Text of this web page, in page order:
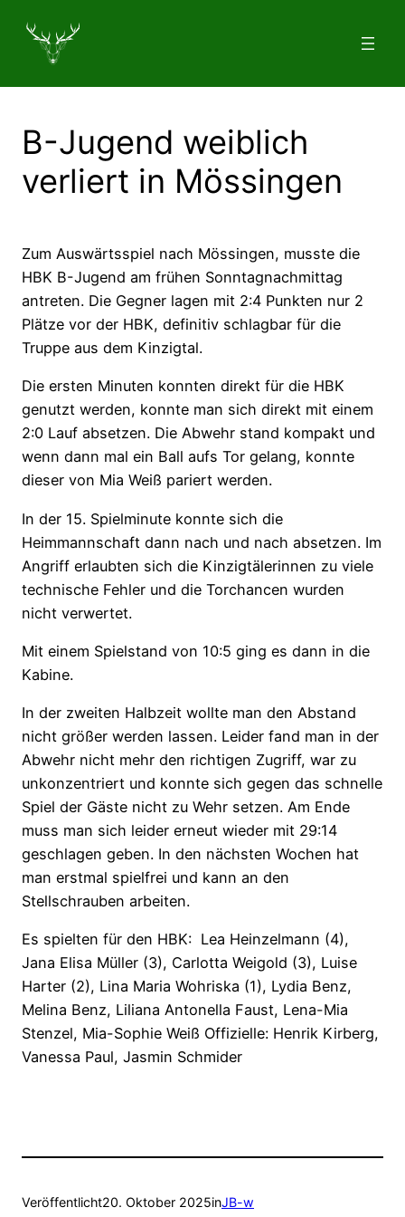
Inhalt
springen
B-Jugend weiblich
verliert in Mössingen
Zum Auswärtsspiel nach Mössingen, musste die
HBK B-Jugend am frühen Sonntagnachmittag
antreten. Die Gegner lagen mit 2:4 Punkten nur 2
Plätze vor der HBK, definitiv schlagbar für die
Truppe aus dem Kinzigtal.
Die ersten Minuten konnten direkt für die HBK
genutzt werden, konnte man sich direkt mit einem
2:0 Lauf absetzen. Die Abwehr stand kompakt und
wenn dann mal ein Ball aufs Tor gelang, konnte
dieser von Mia Weiß pariert werden.
In der 15. Spielminute konnte sich die
Heimmannschaft dann nach und nach absetzen. Im
Angriff erlaubten sich die Kinzigtälerinnen zu viele
technische Fehler und die Torchancen wurden
nicht verwertet.
Mit einem Spielstand von 10:5 ging es dann in die
Kabine.
In der zweiten Halbzeit wollte man den Abstand
nicht größer werden lassen. Leider fand man in der
Abwehr nicht mehr den richtigen Zugriff, war zu
unkonzentriert und konnte sich gegen das schnelle
Spiel der Gäste nicht zu Wehr setzen. Am Ende
muss man sich leider erneut wieder mit 29:14
geschlagen geben. In den nächsten Wochen hat
man erstmal spielfrei und kann an den
Stellschrauben arbeiten.
Es spielten für den HBK: Lea Heinzelmann (4),
Jana Elisa Müller (3), Carlotta Weigold (3), Luise
Harter (2), Lina Maria Wohriska (1), Lydia Benz,
Melina Benz, Liliana Antonella Faust, Lena-Mia
Stenzel, Mia-Sophie Weiß Offizielle: Henrik Kirberg,
Vanessa Paul, Jasmin Schmider
Veröffentlicht20. Oktober 2025inJB-w